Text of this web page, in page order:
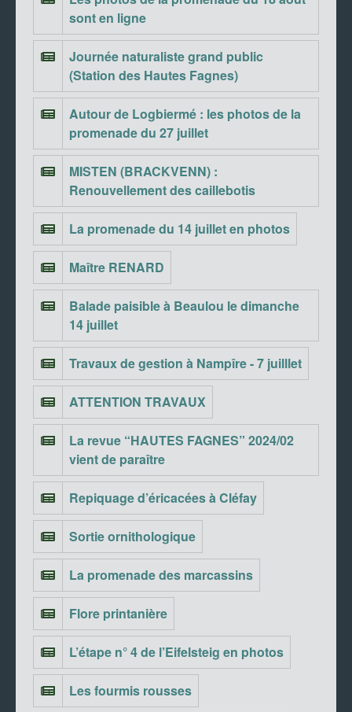
sont en ligne
Journée naturaliste grand public
(Station des Hautes Fagnes)
Autour de Logbiermé : les photos de la
promenade du 27 juillet
MISTEN (BRACKVENN) :
Renouvellement des caillebotis
La promenade du 14 juillet en photos
Maître RENARD
Balade paisible à Beaulou le dimanche
14 juillet
Travaux de gestion à Nampîre - 7 juilllet
ATTENTION TRAVAUX
La revue “HAUTES FAGNES” 2024/02
vient de paraître
Repiquage d’éricacées à Cléfay
Sortie ornithologique
La promenade des marcassins
Flore printanière
L’étape n° 4 de l’Eifelsteig en photos
Les fourmis rousses